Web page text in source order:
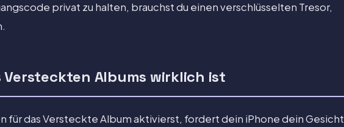
privat zu halten, brauchst du einen verschlüsselten Tresor,
Versteckten Albums wirklich ist
für das Versteckte Album aktivierst, fordert dein iPhone dein Gesicht